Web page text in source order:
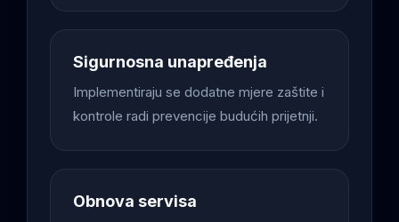
Sigurnosna unapređenja
Implementiraju se dodatne mjere zaštite i
kontrole radi prevencije budućih prijetnji.
Obnova servisa